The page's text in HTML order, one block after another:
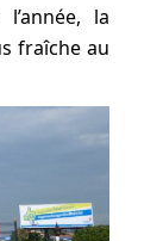
la
fraîche au